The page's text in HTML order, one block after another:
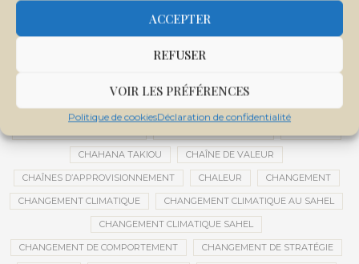
ACCEPTER
REFUSER
VOIR LES PRÉFÉRENCES
Politique de cookiesDéclaration de confidentialité
CENTRE INTERNATIONAL DE CONFÉRENCES DE BAMAKO
CENTRE MALI
CENTRE NATIONAL DES EXAMENS ET CONCOURS DE L’ÉDUCATION
CENTRES DE DONNÉES CERCLE DE RÉFLEXION À DISTANCE
CÉRÉALES CÉRÉALES RUSSES CÉRÉMONIE DE DÉCORATION
CHAHANA TAKIOU CHAÎNE DE VALEUR
CHAÎNES D’APPROVISIONNEMENT CHALEUR CHANGEMENT
CHANGEMENT CLIMATIQUE CHANGEMENT CLIMATIQUE AU SAHEL
CHANGEMENT CLIMATIQUE SAHEL
CHANGEMENT DE COMPORTEMENT CHANGEMENT DE STRATÉGIE